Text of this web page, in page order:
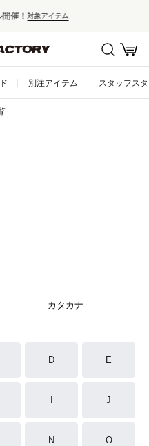
ムは10%ポイント還元！
別注アイテム スタッフス
カタカナ
D E
J
N O